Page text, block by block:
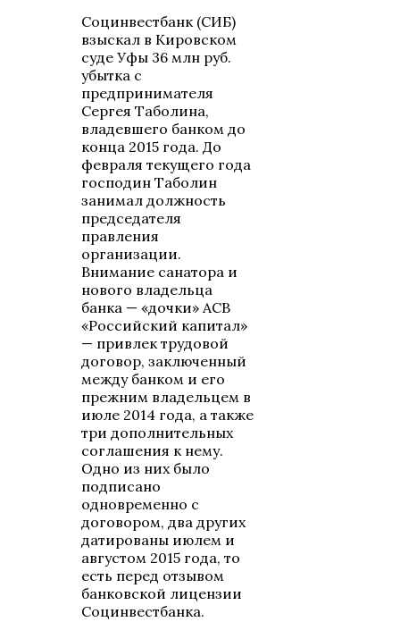
Социнвестбанк (СИБ)
взыскал в Кировском
суде Уфы 36 млн руб.
убытка с
предпринимателя
Сергея Таболина,
владевшего банком до
конца 2015 года. До
февраля текущего года
господин Таболин
занимал должность
председателя
правления
организации.
Внимание санатора и
нового владельца
банка — «дочки» АСВ
«Российский капитал»
— привлек трудовой
договор, заключенный
между банком и его
прежним владельцем в
июле 2014 года, а также
три дополнительных
соглашения к нему.
Одно из них было
подписано
одновременно с
договором, два других
датированы июлем и
августом 2015 года, то
есть перед отзывом
банковской лицензии
Социнвестбанка.